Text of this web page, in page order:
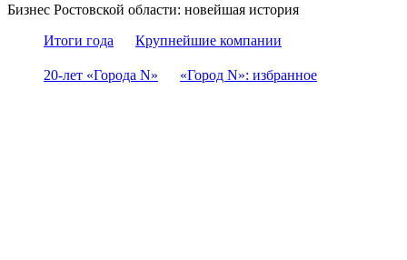
Бизнес Ростовской области: новейшая история
Итоги года
Крупнейшие компании
20-лет «Города N» «Город N»: избранное